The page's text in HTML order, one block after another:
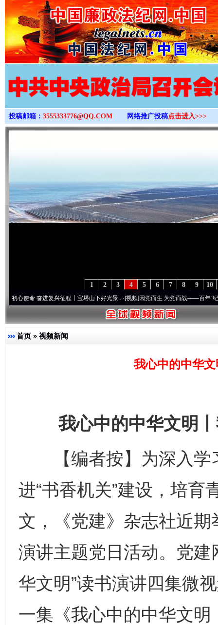
>
投稿邮箱： 3555333776@QQ.COM 网络推广投稿点击进入>>>
10
9
8
7
6
5
4
3
2
1
奋进复兴征程丨宝塔山下好光景..·[视频]因党而生 为党而战——百年“纪”事⑧加强
首页 » 视频新闻
我心中的中华
我心中的中华文明丨
【编者按】为深入学
进“书香机关”建设，培育
文，《党建》杂志社近期
演讲主题党日活动。党建
华文明”读书演讲四集微
一集《我心中的中华文